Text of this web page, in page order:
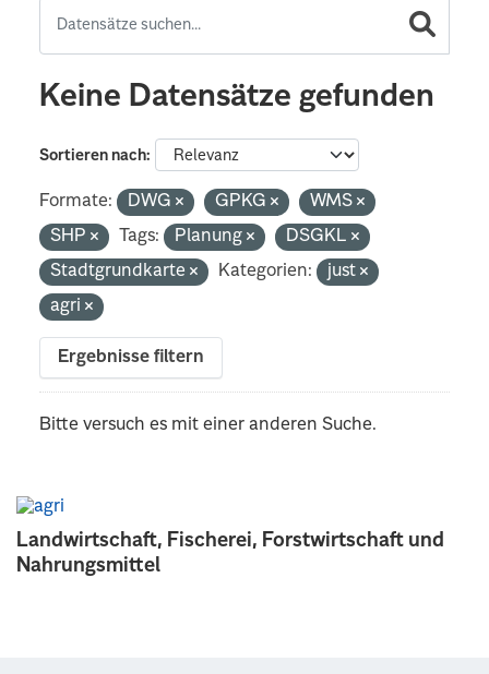
Landwirtschaft, Fischerei, Forstwirtschaft und
Nahrungsmittel
Keine Datensätze gefunden
Sortieren nach
Formate: DWG GPKG
WMS
SHP
Tags: Planung
DSGKL
Stadtgrundkarte
Kategorien:
just
agri
Ergebnisse filtern
Bitte versuch es mit einer anderen Suche.